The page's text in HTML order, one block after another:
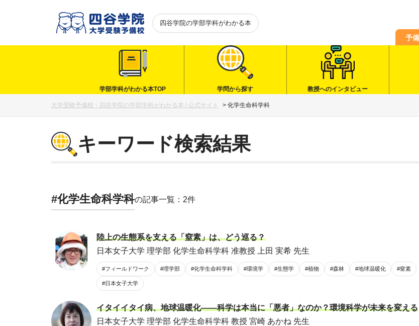
四谷学院の学部学科がわかる本
予
学部学科がわかる本TOP 学問から探す 教授へのインタビュー
大学受験予備校・四谷学院の学部学科がわかる本 | 公式サイト > 化学生命科学科
キーワード検索結果
#化学生命科学科の記事一覧：2件
陸上の生態系を支える「窒素」は、どう巡る？
日本女子大学 理学部 化学生命科学科 准教授 上田 実希 先生
#フィールドワーク #理学部 #化学生命科学科 #環境学 #生態学 #植物 #森林 #地球温暖化 #窒素
#日本女子大学
イタイイタイ病、地球温暖化――科学は本当に「悪者」なのか？環境科学が未来を変える
日本女子大学 理学部 化学生命科学科 教授 宮崎 あかね 先生